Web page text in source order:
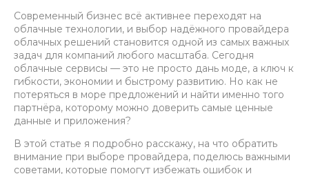
Современный бизнес всё активнее переходят на
облачные технологии, и выбор надёжного провайдера
облачных решений становится одной из самых важных
задач для компаний любого масштаба. Сегодня
облачные сервисы — это не просто дань моде, а ключ к
гибкости, экономии и быстрому развитию. Но как не
потеряться в море предложений и найти именно того
партнёра, которому можно доверить самые ценные
данные и приложения?
В этой статье я подробно расскажу, на что обратить
внимание при выборе провайдера, поделюсь важными
советами, которые помогут избежать ошибок и